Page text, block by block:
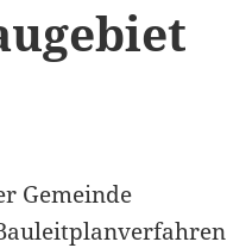
Gemeinde